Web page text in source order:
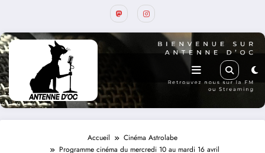
Accueil
Cinéma Astrolabe
Programme cinéma du mercredi 10 au mardi 16 avril